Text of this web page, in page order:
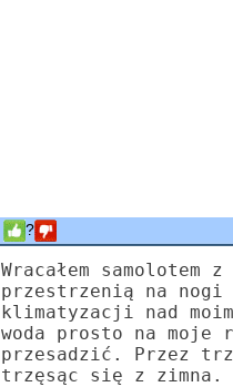
?
Wracałem
przestrzenią na nogi
klimatyzacji nad
woda prosto na moje
przesadzić. Przez
trzęsąc się z zimna.